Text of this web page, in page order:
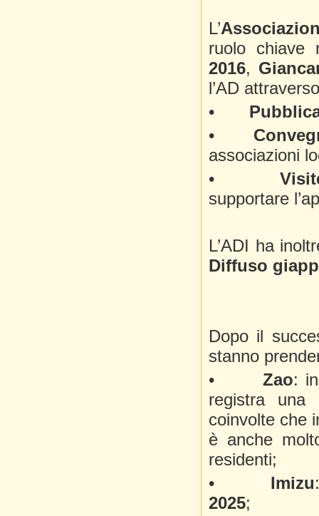
L’
ruolo chiave
2016,
l’AD
•
•
associazioni
•
supportare
L’ADI ha
Diffuso
Dopo il
stanno
• Zao:
registra una
coinvolte che
è anche
residenti;
• Imizu
2025;